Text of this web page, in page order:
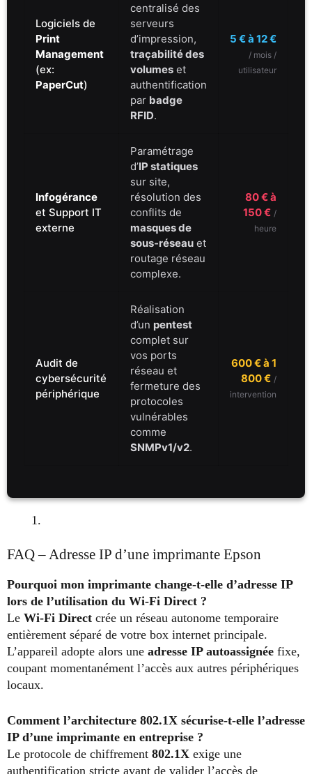
Logiciels de
Print
Management
(ex:
PaperCut)
centralisé des
serveurs
d’impression,
traçabilité des
volumes et
authentification
par badge
RFID.
5 € à 12 €
/ mois /
utilisateur
Infogérance
et Support IT
externe
Paramétrage
d’IP statiques
sur site,
résolution des
conflits de
masques de
sous-réseau et
routage réseau
complexe.
80 € à
150 € /
heure
Audit de
cybersécurité
périphérique
Réalisation
d’un pentest
complet sur
vos ports
réseau et
fermeture des
protocoles
vulnérables
comme
SNMPv1/v2.
600 € à 1
800 € /
intervention
FAQ – Adresse IP d’une imprimante Epson
Pourquoi mon imprimante change-t-elle d’adresse IP
lors de l’utilisation du Wi-Fi Direct ?
Le Wi-Fi Direct crée un réseau autonome temporaire
entièrement séparé de votre box internet principale.
L’appareil adopte alors une adresse IP autoassignée fixe,
coupant momentanément l’accès aux autres périphériques
locaux.
Comment l’architecture 802.1X sécurise-t-elle l’adresse
IP d’une imprimante en entreprise ?
Le protocole de chiffrement 802.1X exige une
authentification stricte avant de valider l’accès de